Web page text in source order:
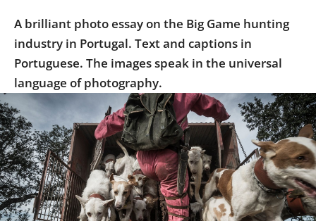
A brilliant photo essay on the Big Game hunting
industry in Portugal. Text and captions in
Portuguese. The images speak in the universal
language of photography.